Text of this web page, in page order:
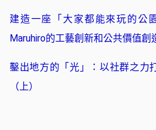
建造一座「大家都能來玩的公
Maruhiro的工藝創新和公共價值創
鑿出地方的「光」：以社群之力
（上）